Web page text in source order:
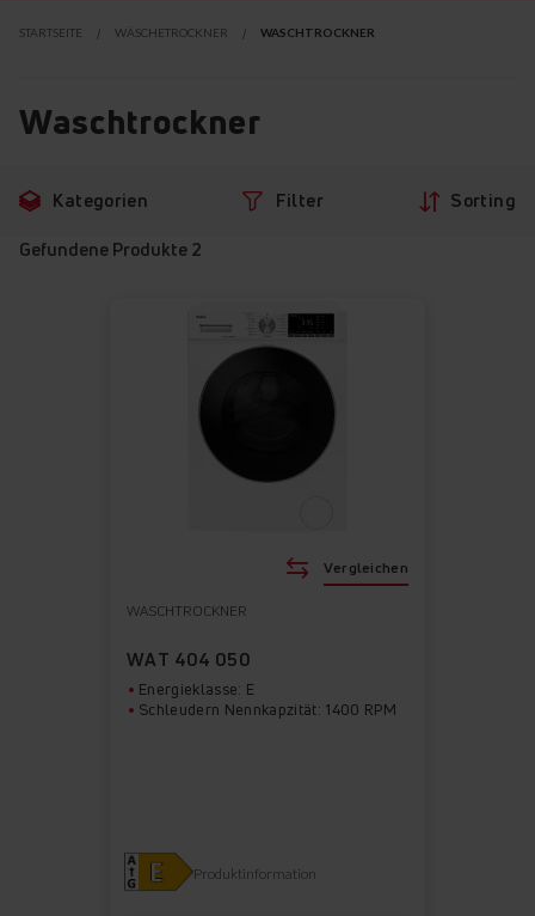
STARTSEITE WÄSCHETROCKNER WASCHTROCKNER
Waschtrockner
den
Kategorien Filter Sorting
Gefundene Produkte 2
WASCHTROCKNER
WAT 404 050
Energieklasse: E
Schleudern Nennkapzität: 1400 RPM
Produktinformation
Vergleichen
den